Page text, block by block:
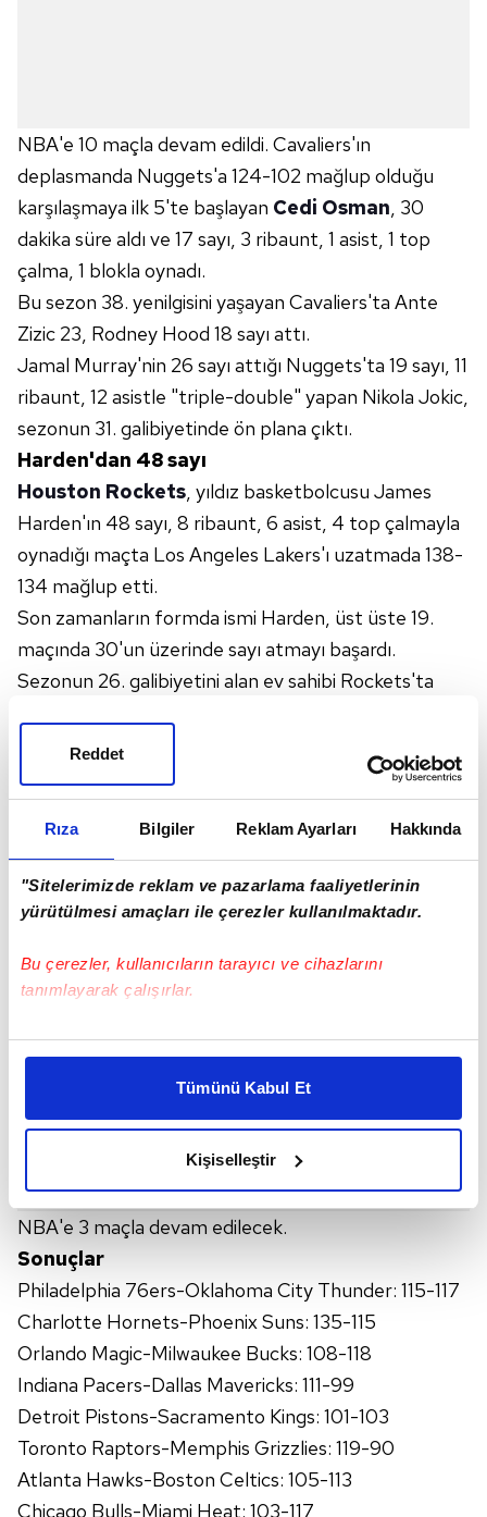
Rıza Bilgiler Reklam Ayarları Hakkında
"Sitelerimizde reklam ve pazarlama faaliyetlerinin
yürütülmesi amaçları ile çerezler kullanılmaktadır.
Bu çerezler, kullanıcıların tarayıcı ve cihazlarını
tanımlayarak çalışırlar.
Bu çerezlere izin vermeniz halinde sizlere özel
daha iyi reklam deneyimi yaşatabiliriz. Bunu yaparken
amacımızın size daha iyi bir reklam deneyimi sunmak
elimizden gelen çabayı gösterdiğimizi ve bu noktada,
kalemimiz olduğunu sizlere hatırlatmak isteriz.
Her halükârda, kullanıcılar, bu çerezlere izin vermedikleri
takdirde, kullanıcılara hedefli reklamlar
gösterilmeyecektir."
Sizlere daha iyi bir hizmet sunabilmek için İnternet
Sitemizde kendimize ve üçüncü kişilere ait çerezler
kullanılmaktadır. Bu çerezler vasıtasıyla çeşitli kişisel
verileriniz işlenmekte olup gerekli olan çerezler bilgi
toplumu hizmetlerinin sunulması amacıyla
kullanılmaktadır. Diğer çerezler, sitemizin daha işlevsel
Tümünü Kabul Et
Kişiselleştir
Reddet
NBA'e 10 maçla devam edildi. Cavaliers'ın
deplasmanda Nuggets'a 124-102 mağlup olduğu
karşılaşmaya ilk 5'te başlayan Cedi Osman, 30
dakika süre aldı ve 17 sayı, 3 ribaunt, 1 asist, 1 top
çalma, 1 blokla oynadı.
Bu sezon 38. yenilgisini yaşayan Cavaliers'ta Ante
Zizic 23, Rodney Hood 18 sayı attı.
Jamal Murray'nin 26 sayı attığı Nuggets'ta 19 sayı, 11
ribaunt, 12 asistle "triple-double" yapan Nikola Jokic,
sezonun 31. galibiyetinde ön plana çıktı.
Harden'dan 48 sayı
Houston Rockets, yıldız basketbolcusu James
Harden'ın 48 sayı, 8 ribaunt, 6 asist, 4 top çalmayla
oynadığı maçta Los Angeles Lakers'ı uzatmada 138-
134 mağlup etti.
Son zamanların formda ismi Harden, üst üste 19.
maçında 30'un üzerinde sayı atmayı başardı.
Sezonun 26. galibiyetini alan ev sahibi Rockets'ta
atan Eric Gordon, 30 sayı kaydetti.
LeBron James'in sakatlığı nedeniyle oynamadığı
Lakers'ta Kyle Kuzma'nın 32, Brandon Ingram'ın 21
sayısı sezonun 22. yenilgisini engelleyemedi.
NBA'e 3 maçla devam edilecek.
Sonuçlar
Philadelphia 76ers-Oklahoma City Thunder: 115-117
Charlotte Hornets-Phoenix Suns: 135-115
Orlando Magic-Milwaukee Bucks: 108-118
Indiana Pacers-Dallas Mavericks: 111-99
Detroit Pistons-Sacramento Kings: 101-103
Toronto Raptors-Memphis Grizzlies: 119-90
Atlanta Hawks-Boston Celtics: 105-113
Chicago Bulls-Miami Heat: 103-117